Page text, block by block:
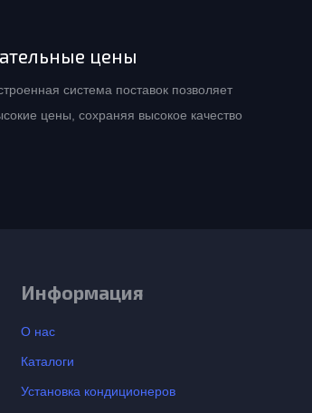
цены
система поставок позволяет
цены, сохраняя высокое качество
Информация
О нас
Каталоги
Установка кондиционеров